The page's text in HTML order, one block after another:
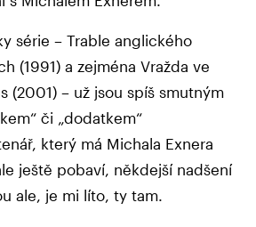
série – Trable anglického
(1991) a zejména Vražda ve
(2001) – už jsou spíš smutným
či „dodatkem“
který má Michala Exnera
ještě pobaví, někdejší nadšení
ale, je mi líto, ty tam.